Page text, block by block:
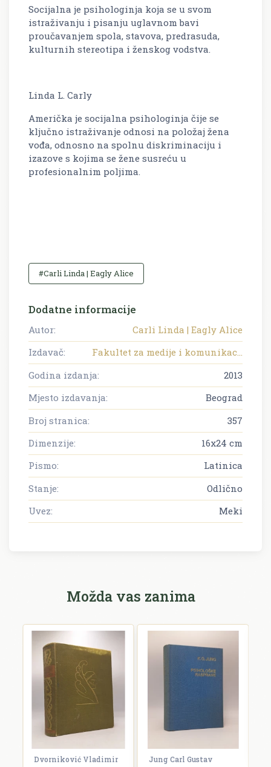
Socijalna je psihologinja koja se u svom
istraživanju i pisanju uglavnom bavi
proučavanjem spola, stavova, predrasuda,
kulturnih stereotipa i ženskog vodstva.
Linda L. Carly
Američka je socijalna psihologinja čije se
ključno istraživanje odnosi na položaj žena
vođa, odnosno na spolnu diskriminaciju i
izazove s kojima se žene susreću u
profesionalnim poljima.
#Carli Linda | Eagly Alice
Dodatne informacije
Autor:
Carli Linda | Eagly Alice
Izdavač:
Fakultet za medije i komunikac...
Godina izdanja:
2013
Mjesto izdavanja:
Beograd
Broj stranica:
357
Dimenzije:
16x24 cm
Pismo:
Latinica
Stanje:
Odlično
Uvez:
Meki
Možda vas zanima
Dvorniković Vladimir Jung Carl Gustav